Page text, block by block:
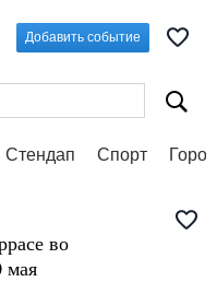
Добавить событие
Стендап Спорт
во
мая